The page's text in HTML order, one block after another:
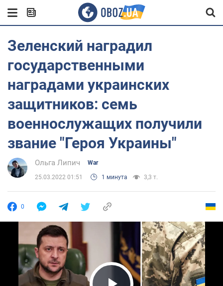
Зеленский наградил
государственными
наградами украинских
защитников: семь
военнослужащих получили
звание "Героя Украины"
Ольга Липич War
25.03.2022 01:51 1 минута 3,3 т.
0